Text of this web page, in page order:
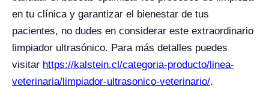
en tu clínica y garantizar el bienestar de tus
pacientes, no dudes en considerar este extraordinario
limpiador ultrasónico. Para más detalles puedes
visitar https://kalstein.cl/categoria-producto/linea-
veterinaria/limpiador-ultrasonico-veterinario/.